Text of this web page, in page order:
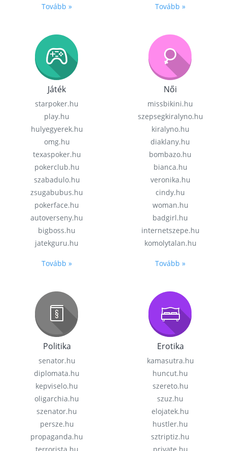
Tovább » Tovább »
Játék
starpoker.hu
play.hu
hulyegyerek.hu
omg.hu
texaspoker.hu
pokerclub.hu
szabadulo.hu
zsugabubus.hu
pokerface.hu
autoverseny.hu
bigboss.hu
jatekguru.hu
Tovább »
Női
missbikini.hu
szepsegkiralyno.hu
kiralyno.hu
diaklany.hu
bombazo.hu
bianca.hu
veronika.hu
cindy.hu
woman.hu
badgirl.hu
internetszepe.hu
komolytalan.hu
Tovább »
Politika
senator.hu
diplomata.hu
kepviselo.hu
oligarchia.hu
szenator.hu
persze.hu
propaganda.hu
Erotika
kamasutra.hu
huncut.hu
szereto.hu
szuz.hu
elojatek.hu
hustler.hu
sztriptiz.hu